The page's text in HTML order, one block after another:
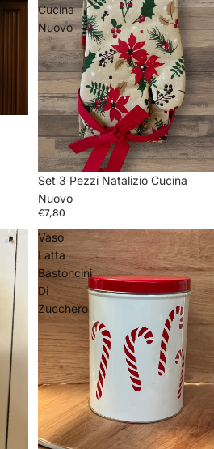
Cucina
Nuovo
Set 3 Pezzi Natalizio Cucina
Nuovo
€7,80
Vaso
Latta
Bastoncini
Di
Zucchero